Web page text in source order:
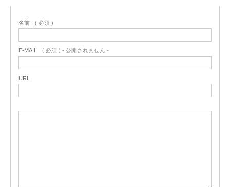
名前 ( 必須 )
E-MAIL ( 必須 ) - 公開されません -
URL